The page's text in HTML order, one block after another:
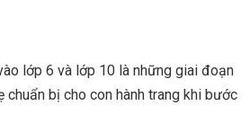
lớp 6 và lớp 10 là những giai đoạn
chuẩn bị cho con hành trang khi bước